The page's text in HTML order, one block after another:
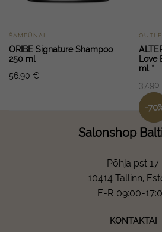
ŠAMPŪNAI
ORIBE Signature Shampoo
250 ml
56.90 €
Love
ml *
37.90
-70
Salonshop
Põhja pst 17
10414 Tallinn,
E-R 09:00-
KONTAKTAI